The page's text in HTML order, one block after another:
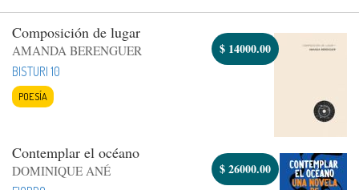
Composición de lugar
AMANDA BERENGUER
BISTURI 10
POESÍA
$ 14000.00
Contemplar el océano
DOMINIQUE ANÉ
$26000.00